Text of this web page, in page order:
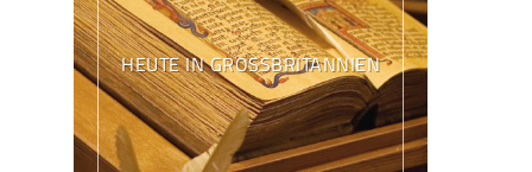
HEUTE IN GROSSBRITANNIEN